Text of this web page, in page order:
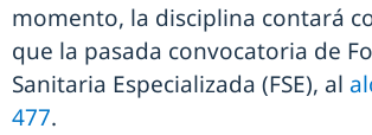
momento, la disciplina contará
que la pasada convocatoria de
Sanitaria Especializada (FSE), al
477.